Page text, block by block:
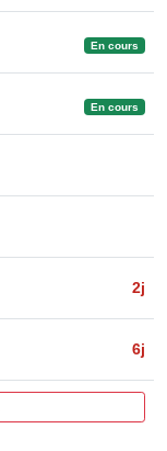
En cours
En cours
2j
6j